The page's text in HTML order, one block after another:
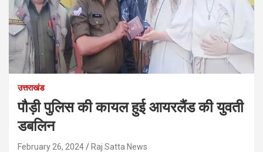
उत्तराखंड
पौड़ी पुलिस की कायल हुई आयरलैंड की युवती
डबलिन
February 26, 2024 Raj Satta News